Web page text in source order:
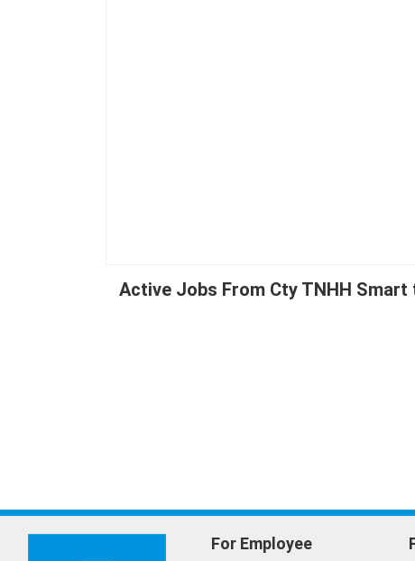
Active Jobs From Cty TNHH Smart
For Employee